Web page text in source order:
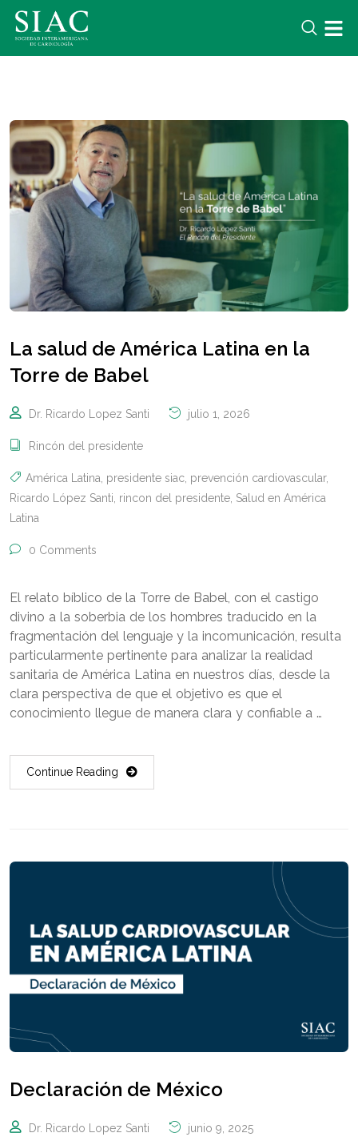
La salud de América Latina en la
Torre de Babel
Dr. Ricardo Lopez Santi julio 1, 2026
Rincón del presidente
América Latina presidente siac prevención cardiovascular,
Ricardo López Santi rincon del presidente Salud en América
Latina
0 Comments
El relato bíblico de la Torre de Babel, con el castigo
divino a la soberbia de los hombres traducido en la
fragmentación del lenguaje y la incomunicación, resulta
particularmente pertinente para analizar la realidad
sanitaria de América Latina en nuestros días, desde la
clara perspectiva de que el objetivo es que el
conocimiento llegue de manera clara y confiable a …
Continue Reading
Declaración de México
Dr. Ricardo Lopez Santi junio 9, 2025